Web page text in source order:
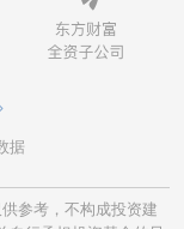
据
参考，不构成投资建